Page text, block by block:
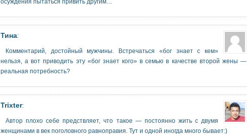
осуждения пытаться привить другим…
Тина:
Комментарий, достойный мужчины. Встречаться «бог знает с кем»
нельзя, а вот приводить эту «бог знает кого» в семью в качестве второй жены —
реальная потребность?
Trixter:
Автор плохо себе предствляет, что такое — постоянно жить с двумя
женщинами в век поголовного равноправия. Тут и одной иногда много бывает:)